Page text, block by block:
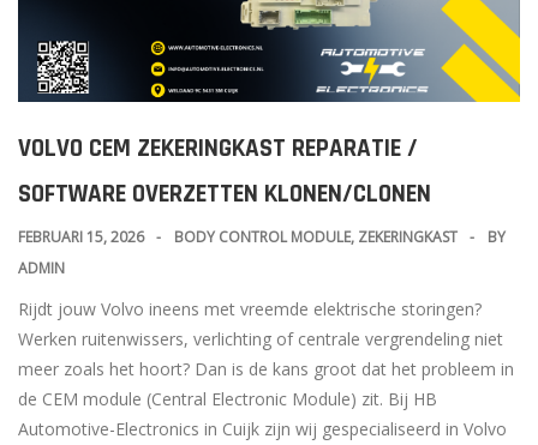
VOLVO CEM ZEKERINGKAST REPARATIE /
SOFTWARE OVERZETTEN KLONEN/CLONEN
FEBRUARI 15, 2026 BODY CONTROL MODULE, ZEKERINGKAST
BY
ADMIN
Rijdt jouw Volvo ineens met vreemde elektrische storingen?
Werken ruitenwissers, verlichting of centrale vergrendeling niet
meer zoals het hoort? Dan is de kans groot dat het probleem in
de CEM module (Central Electronic Module) zit. Bij HB
Automotive-Electronics in Cuijk zijn wij gespecialiseerd in Volvo